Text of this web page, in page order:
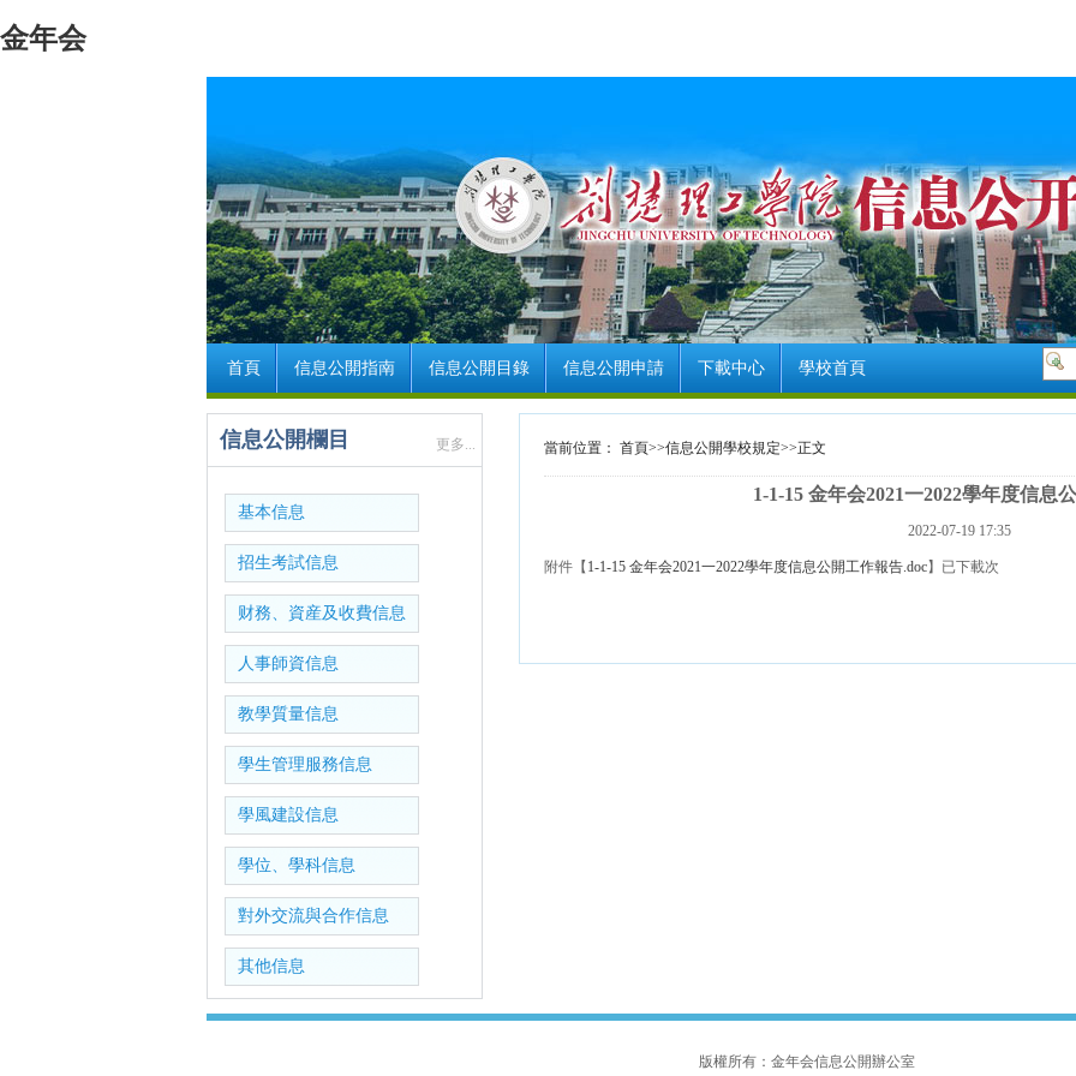
金年会
首頁 信息公開指南 信息公開目錄 信息公開申請 下載中心 學校首頁
更多...
信息公開欄目
基本信息
招生考試信息
财務、資産及收費信息
人事師資信息
教學質量信息
學生管理服務信息
學風建設信息
學位、學科信息
對外交流與合作信息
其他信息
當前位置： 首頁>>信息公開學校規定>>正文
1-1-15 金年会2021一2022學年度信息
2022-07-19 17:35
附件【 1-1-15 金年会2021一2022學年度信息公開工作報告.doc】 已下載次
版權所有：金年会信息公開辦公室